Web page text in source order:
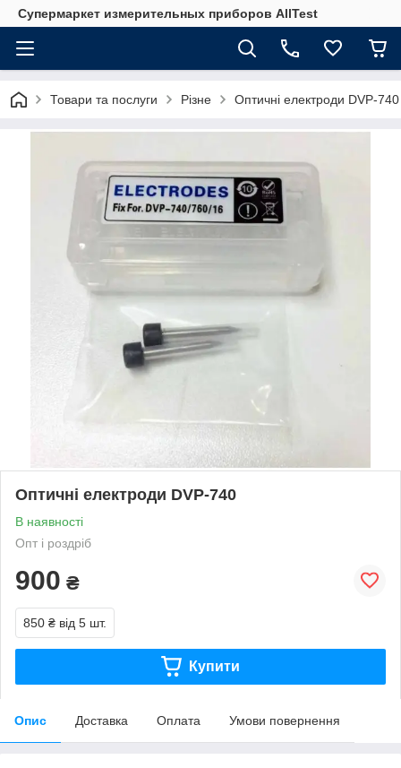
Супермаркет измерительных приборов AllTest
Товари та послуги Різне Оптичні електроди DVP-740
Оптичні електроди DVP-740
В наявності
Опт і роздріб
900 ₴
850 ₴ від 5 шт.
Купити
Опис Доставка Оплата Умови повернення